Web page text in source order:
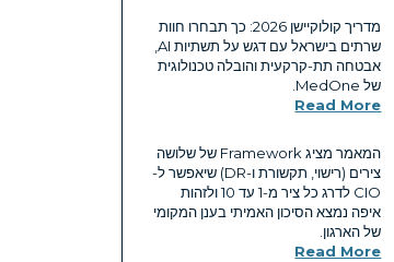
מדריך קולוקיישן 2026: כך תבחרו חוות
שרתים בישראל עם דגש על תשתיות AI,
אבטחה תת-קרקעית והובלה טכנולוגית
של MedOne.
Read More
המאמר מציג Framework של שלושה
צירים (רישוי, תקשורת ו-DR) שיאפשר ל-
CIO לדרג כל ציר מ-1 עד 10 ולזהות
איפה נמצא הסיכון האמיתי בענן המקומי
של הארגון.
Read More